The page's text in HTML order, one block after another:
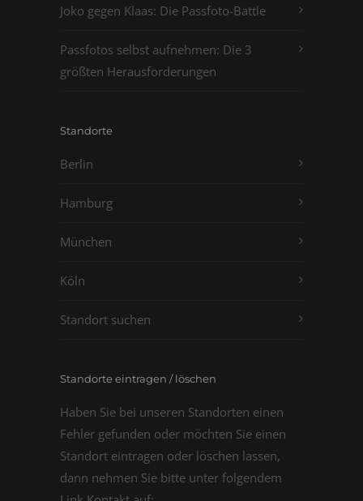
Joko gegen Klaas: Die Passfoto-Battle
Passfotos selbst aufnehmen: Die 3
größten Herausforderungen
Standorte
Berlin
Hamburg
München
Köln
Standort suchen
Standorte eintragen / löschen
Haben Sie bei unseren Standorten einen
Fehler gefunden oder möchten Sie einen
Standort eintragen oder löschen lassen,
dann nehmen Sie bitte unter folgendem